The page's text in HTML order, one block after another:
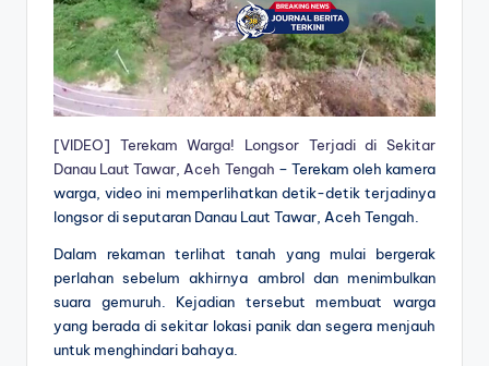
[VIDEO] Terekam Warga! Longsor Terjadi di Sekitar
Danau Laut Tawar, Aceh Tengah – Terekam oleh kamera
warga, video ini memperlihatkan detik-detik terjadinya
longsor di seputaran Danau Laut Tawar, Aceh Tengah.
Dalam rekaman terlihat tanah yang mulai bergerak
perlahan sebelum akhirnya ambrol dan menimbulkan
suara gemuruh. Kejadian tersebut membuat warga
yang berada di sekitar lokasi panik dan segera menjauh
untuk menghindari bahaya.